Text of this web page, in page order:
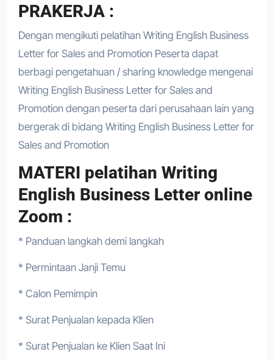
PRAKERJA :
Dengan mengikuti pelatihan Writing English Business
Letter for Sales and Promotion Peserta dapat
berbagi pengetahuan / sharing knowledge mengenai
Writing English Business Letter for Sales and
Promotion dengan peserta dari perusahaan lain yang
bergerak di bidang Writing English Business Letter for
Sales and Promotion
MATERI pelatihan Writing
English Business Letter online
Zoom :
* Panduan langkah demi langkah
* Permintaan Janji Temu
* Calon Pemimpin
* Surat Penjualan kepada Klien
* Surat Penjualan ke Klien Saat Ini